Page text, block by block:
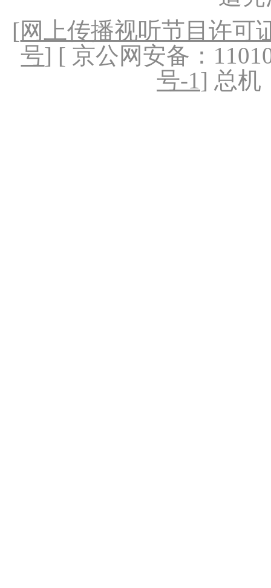
[网上传播视听节目许可
号] [ 京公网安备：
号-1] 总机